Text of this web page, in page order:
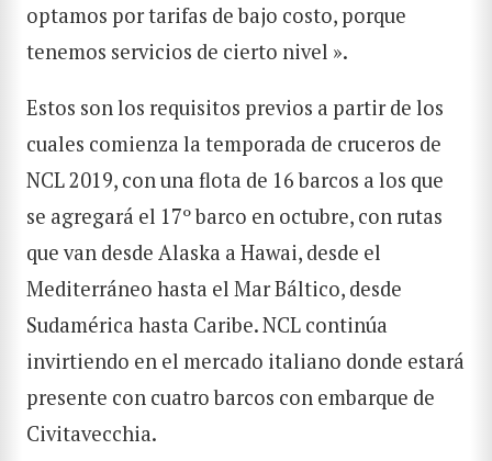
optamos por tarifas de bajo costo, porque
tenemos servicios de cierto nivel ».
Estos son los requisitos previos a partir de los
cuales comienza la temporada de cruceros de
NCL 2019, con una flota de 16 barcos a los que
se agregará el 17º barco en octubre, con rutas
que van desde Alaska a Hawai, desde el
Mediterráneo hasta el Mar Báltico, desde
Sudamérica hasta Caribe. NCL continúa
invirtiendo en el mercado italiano donde estará
presente con cuatro barcos con embarque de
Civitavecchia.